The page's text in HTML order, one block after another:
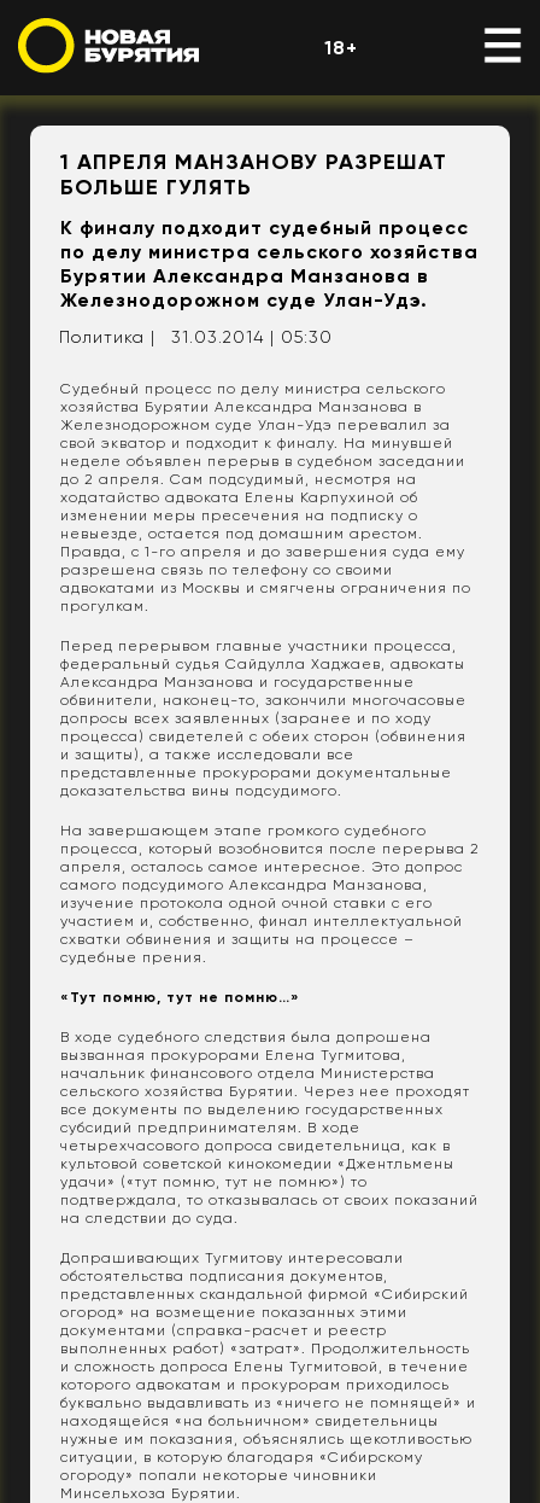
18+
1 АПРЕЛЯ МАНЗАНОВУ РАЗРЕШАТ
БОЛЬШЕ ГУЛЯТЬ
К финалу подходит судебный процесс
по делу министра сельского хозяйства
Бурятии Александра Манзанова в
Железнодорожном суде Улан-Удэ.
Политика | 31.03.2014 | 05:30
Судебный процесс по делу министра сельского
хозяйства Бурятии Александра Манзанова в
Железнодорожном суде Улан-Удэ перевалил за
свой экватор и подходит к финалу. На минувшей
неделе объявлен перерыв в судебном заседании
до 2 апреля. Сам подсудимый, несмотря на
ходатайство адвоката Елены Карпухиной об
изменении меры пресечения на подписку о
невыезде, остается под домашним арестом.
Правда, с 1-го апреля и до завершения суда ему
разрешена связь по телефону со своими
адвокатами из Москвы и смягчены ограничения по
прогулкам.
Перед перерывом главные участники процесса,
федеральный судья Сайдулла Хаджаев, адвокаты
Александра Манзанова и государственные
обвинители, наконец-то, закончили многочасовые
допросы всех заявленных (заранее и по ходу
процесса) свидетелей с обеих сторон (обвинения
и защиты), а также исследовали все
представленные прокурорами документальные
доказательства вины подсудимого.
На завершающем этапе громкого судебного
процесса, который возобновится после перерыва 2
апреля, осталось самое интересное. Это допрос
самого подсудимого Александра Манзанова,
изучение протокола одной очной ставки с его
участием и, собственно, финал интеллектуальной
схватки обвинения и защиты на процессе –
судебные прения.
«Тут помню, тут не помню…»
В ходе судебного следствия была допрошена
вызванная прокурорами Елена Тугмитова,
начальник финансового отдела Министерства
сельского хозяйства Бурятии. Через нее проходят
все документы по выделению государственных
субсидий предпринимателям. В ходе
четырехчасового допроса свидетельница, как в
культовой советской кинокомедии «Джентльмены
удачи» («тут помню, тут не помню») то
подтверждала, то отказывалась от своих показаний
на следствии до суда.
Допрашивающих Тугмитову интересовали
обстоятельства подписания документов,
представленных скандальной фирмой «Сибирский
огород» на возмещение показанных этими
документами (справка-расчет и реестр
выполненных работ) «затрат». Продолжительность
и сложность допроса Елены Тугмитовой, в течение
которого адвокатам и прокурорам приходилось
буквально выдавливать из «ничего не помнящей» и
находящейся «на больничном» свидетельницы
нужные им показания, объяснялись щекотливостью
ситуации, в которую благодаря «Сибирскому
огороду» попали некоторые чиновники
Минсельхоза Бурятии.